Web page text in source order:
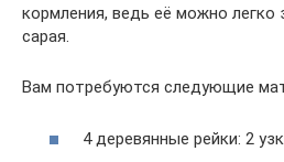
кормления, ведь её можно легко
сарая.
Вам потребуются следующие
4 деревянные рейки: 2